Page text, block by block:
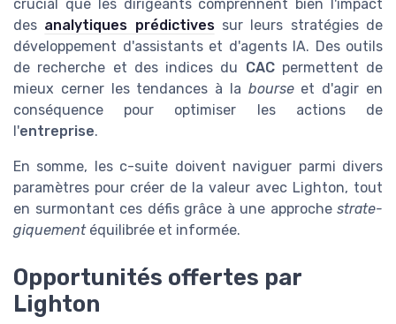
crucial que les dirigeants comprennent bien l'impact
des analytiques prédictivessur leurs stratégies de
développement d'assistants et d'agents IA. Des outils
de recherche et des indices du CACpermettent de
mieux cerner les tendances à la bourseet d'agir en
conséquence pour optimiser les actions de
l'entreprise.
En somme, les c-suite doivent naviguer parmi divers
paramètres pour créer de la valeur avec Lighton, tout
en surmontant ces défis grâce à une approche strate-
giquementéquilibrée et informée.
Opportunités offertes par
Lighton